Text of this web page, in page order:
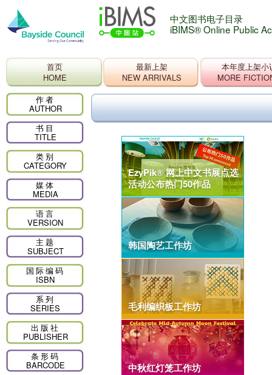
中文图书电子目录
iBIMS® Online Public
首页
HOME
最新上架
NEW ARRIVALS
本年度上架小
MORE
EzyPik® 网上中文书展点选
活动公布热门50作品
韩国陶艺工作坊
毛利编织板工作坊
中秋红灯笼工作坊
作者
AUTHOR
书目
TITLE
类别
CATEGORY
媒体
MEDIA
语言
VERSION
主题
SUBJECT
国际编码
ISBN
系列
SERIES
出版社
PUBLISHER
条形码
BARCODE